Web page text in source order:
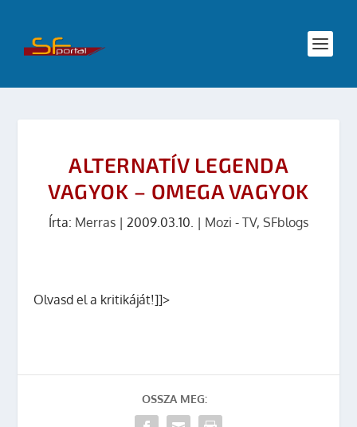
ALTERNATÍV LEGENDA
VAGYOK – OMEGA VAGYOK
Írta: Merras | 2009.03.10. | Mozi - TV, SFblogs
Olvasd el a kritikáját!]]>
OSSZA MEG: